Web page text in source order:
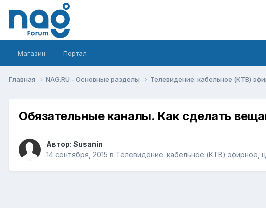
Магазин Портал
Главная NAG.RU - Основные разделы Телевидение: кабельное (КТВ)
Обязательные каналы. Как сделать
Автор: Susanin
14 сентября, 2015 в Телевидение: кабельное (КТВ) эфирное,